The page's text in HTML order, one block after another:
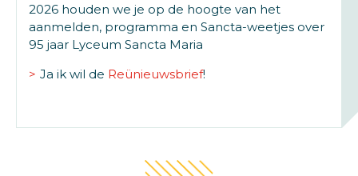
2026 houden we je op de hoogte van het
aanmelden, programma en Sancta-weetjes over
95 jaar Lyceum Sancta Maria
Ja ik wil de Reünieuwsbrief!